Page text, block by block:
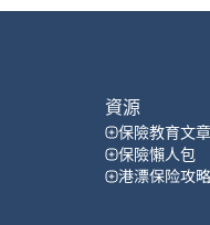
資源
保險教育文章
保險懶人包
港漂保险攻略